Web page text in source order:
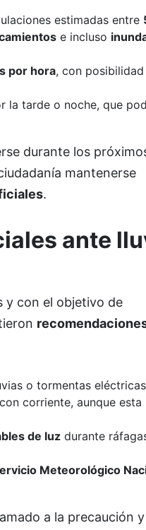
estimadas entre
e incluso
por hora, con
la tarde o noche, que
durante los
mantenerse
.
ante
y con el objetivo de
o tormentas
corriente, aunque esta
de luzdurante
Meteorológico
a la precaución y